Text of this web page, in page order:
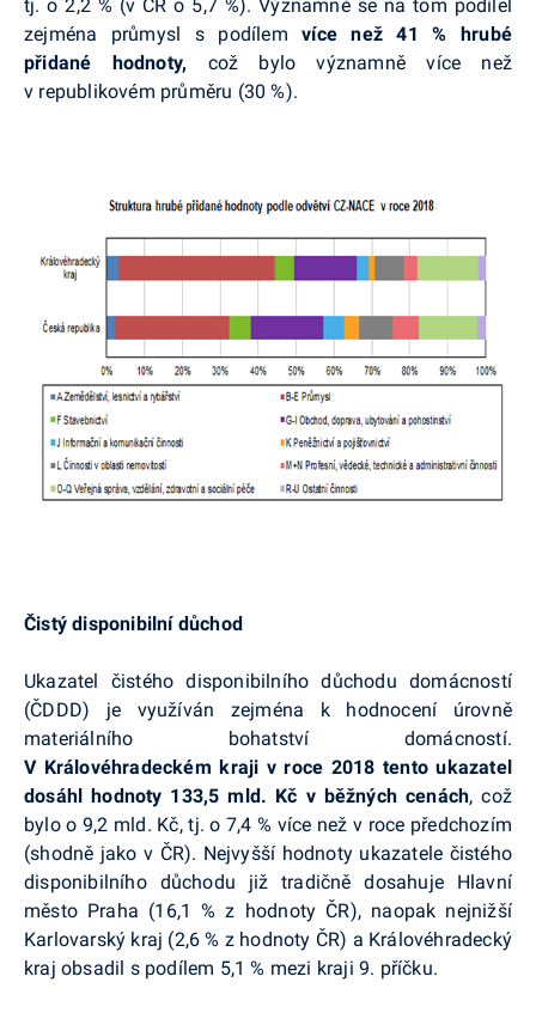
tj. o 2,2 % (v ČR o 5,7 %). Významně se na tom podílel
zejména průmysl s podílemvíce než 41 % hrubé
přidané hodnoty, což bylo významně více než
v republikovém průměru (30 %).
Čistý disponibilní důchod
Ukazatel čistého disponibilního důchodu domácností
(ČDDD) je využíván zejména k hodnocení úrovně
materiálního bohatství domácností.
V Královéhradeckém kraji v roce 2018 tento ukazatel
dosáhl hodnoty 133,5 mld. Kč v běžných cenách, což
bylo o 9,2 mld. Kč, tj. o 7,4 % více než v roce předchozím
(shodně jako v ČR). Nejvyšší hodnoty ukazatele čistého
disponibilního důchodu již tradičně dosahuje Hlavní
město Praha (16,1 % z hodnoty ČR), naopak nejnižší
Karlovarský kraj (2,6 % z hodnoty ČR) a Královéhradecký
kraj obsadil s podílem 5,1 % mezi kraji 9. příčku.